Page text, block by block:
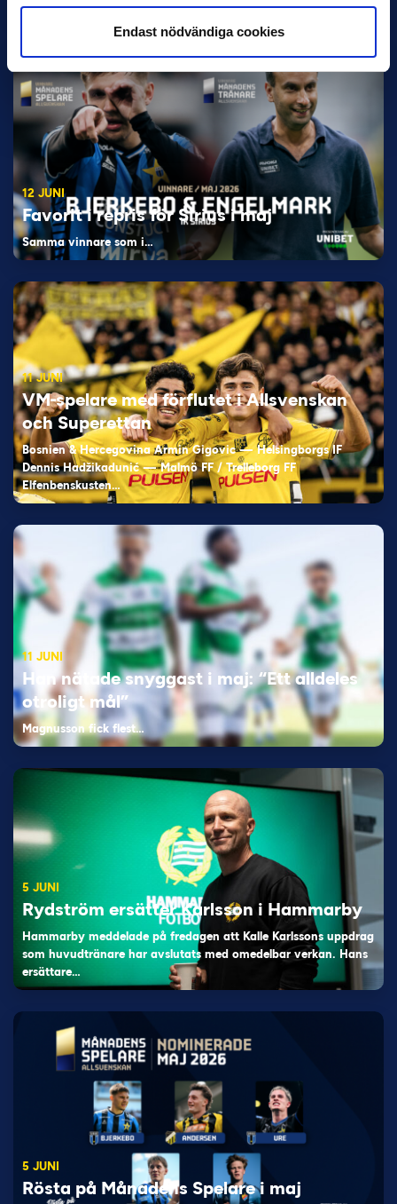
Endast nödvändiga cookies
12 JUNI
Favorit i repris för Sirius i maj
Samma vinnare som i…
11 JUNI
VM-spelare med förflutet i Allsvenskan
och Superettan
Bosnien & Hercegovina Armin Gigovic — Helsingborgs IF
Dennis Hadžikadunić — Malmö FF / Trelleborg FF
Elfenbenskusten…
11 JUNI
Han nätade snyggast i maj: “Ett alldeles
otroligt mål”
Magnusson fick flest…
5 JUNI
Rydström ersätter Karlsson i Hammarby
Hammarby meddelade på fredagen att Kalle Karlssons uppdrag
som huvudtränare har avslutats med omedelbar verkan. Hans
ersättare…
5 JUNI
Rösta på Månadens Spelare i maj